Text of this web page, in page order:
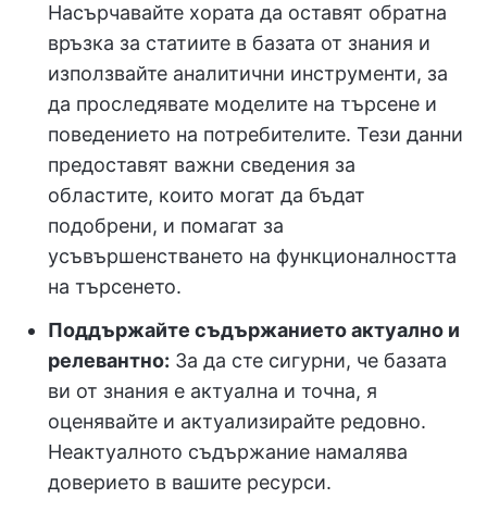
Насърчавайте хората да оставят обратна
връзка за статиите в базата от знания и
използвайте аналитични инструменти, за
да проследявате моделите на търсене и
поведението на потребителите. Тези данни
предоставят важни сведения за
областите, които могат да бъдат
подобрени, и помагат за
усъвършенстването на функционалността
на търсенето.
Поддържайте съдържанието актуално и
релевантно: За да сте сигурни, че базата
ви от знания е актуална и точна, я
оценявайте и актуализирайте редовно.
Неактуалното съдържание намалява
доверието в вашите ресурси.